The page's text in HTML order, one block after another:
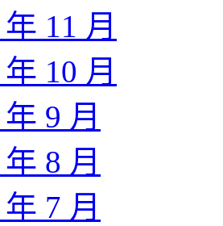
11 月
10 月
9 月
8 月
7 月